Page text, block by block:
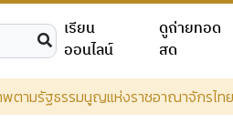
เรียน
ออนไลน์
ดูถ่ายทอด
สด
ตามรัฐธรรมนูญแห่งราชอาณาจักรไท